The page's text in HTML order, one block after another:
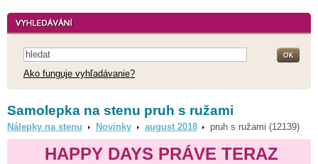
Ako funguje vyhľadávanie?
Samolepka na stenu pruh s ružami
Nálepky na stenu Novinky august 2018 pruh s ružami (12139)
HAPPY DAYS PRÁVE TERAZ